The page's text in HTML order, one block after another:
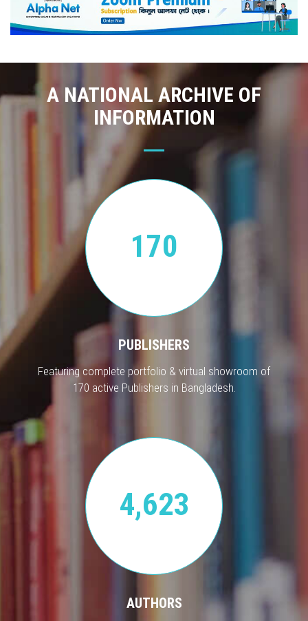
A NATIONAL ARCHIVE OF
INFORMATION
170
PUBLISHERS
Featuring complete portfolio & virtual showroom of
170 active Publishers in Bangladesh.
4,623
AUTHORS